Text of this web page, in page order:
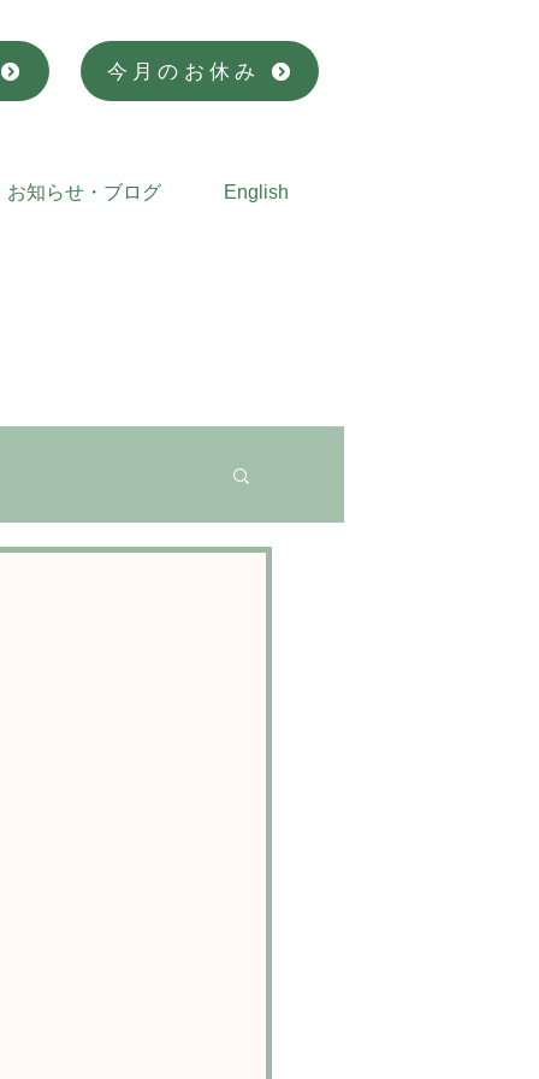
今月のお休み
お知らせ・ブログ English